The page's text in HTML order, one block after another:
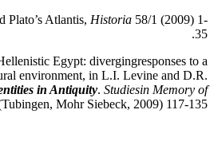
Plato’s Atlantis, Historia 58/1 (2009) 1-
35.
Egypt: divergingresponses to a
environment, in L.I. Levine and D.R.
in Antiquity. Studiesin Memory of
Mohr Siebeck, 2009) 117-135.